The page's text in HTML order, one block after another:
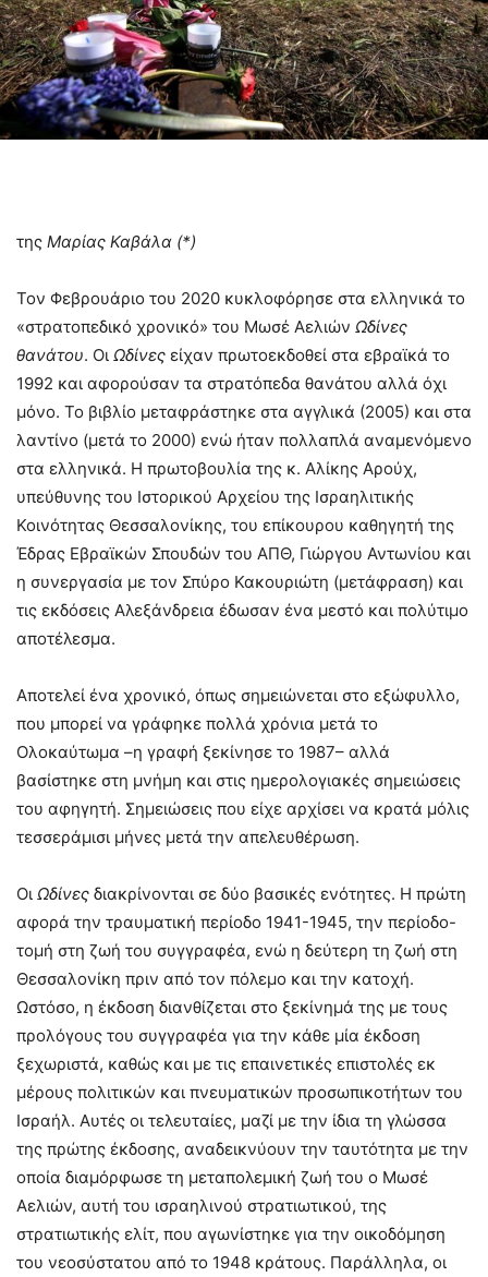
της Μαρίας Καβάλα (*)
Τον Φεβρουάριο του 2020 κυκλοφόρησε στα ελληνικά το
«στρατοπεδικό χρονικό» του Μωσέ Αελιών Ωδίνες
θανάτου. Οι Ωδίνες είχαν πρωτοεκδοθεί στα εβραϊκά το
1992 και αφορούσαν τα στρατόπεδα θανάτου αλλά όχι
μόνο. Το βιβλίο μεταφράστηκε στα αγγλικά (2005) και στα
λαντίνο (μετά το 2000) ενώ ήταν πολλαπλά αναμενόμενο
στα ελληνικά. Η πρωτοβουλία της κ. Αλίκης Αρούχ,
υπεύθυνης του Ιστορικού Αρχείου της Ισραηλιτικής
Κοινότητας Θεσσαλονίκης, του επίκουρου καθηγητή της
Έδρας Εβραϊκών Σπουδών του ΑΠΘ, Γιώργου Αντωνίου και
η συνεργασία με τον Σπύρο Κακουριώτη (μετάφραση) και
τις εκδόσεις Αλεξάνδρεια έδωσαν ένα μεστό και πολύτιμο
αποτέλεσμα.
Αποτελεί ένα χρονικό, όπως σημειώνεται στο εξώφυλλο,
που μπορεί να γράφηκε πολλά χρόνια μετά το
Ολοκαύτωμα –η γραφή ξεκίνησε το 1987– αλλά
βασίστηκε στη μνήμη και στις ημερολογιακές σημειώσεις
του αφηγητή. Σημειώσεις που είχε αρχίσει να κρατά μόλις
τεσσεράμισι μήνες μετά την απελευθέρωση.
Οι Ωδίνες διακρίνονται σε δύο βασικές ενότητες. Η πρώτη
αφορά την τραυματική περίοδο 1941-1945, την περίοδο-
τομή στη ζωή του συγγραφέα, ενώ η δεύτερη τη ζωή στη
Θεσσαλονίκη πριν από τον πόλεμο και την κατοχή.
Ωστόσο, η έκδοση διανθίζεται στο ξεκίνημά της με τους
προλόγους του συγγραφέα για την κάθε μία έκδοση
ξεχωριστά, καθώς και με τις επαινετικές επιστολές εκ
μέρους πολιτικών και πνευματικών προσωπικοτήτων του
Ισραήλ. Αυτές οι τελευταίες, μαζί με την ίδια τη γλώσσα
της πρώτης έκδοσης, αναδεικνύουν την ταυτότητα με την
οποία διαμόρφωσε τη μεταπολεμική ζωή του ο Μωσέ
Αελιών, αυτή του ισραηλινού στρατιωτικού, της
στρατιωτικής ελίτ, που αγωνίστηκε για την οικοδόμηση
του νεοσύστατου από το 1948 κράτους. Παράλληλα, οι